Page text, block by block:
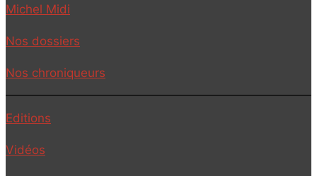
Michel Midi
Nos dossiers
Nos chroniqueurs
Editions
Vidéos